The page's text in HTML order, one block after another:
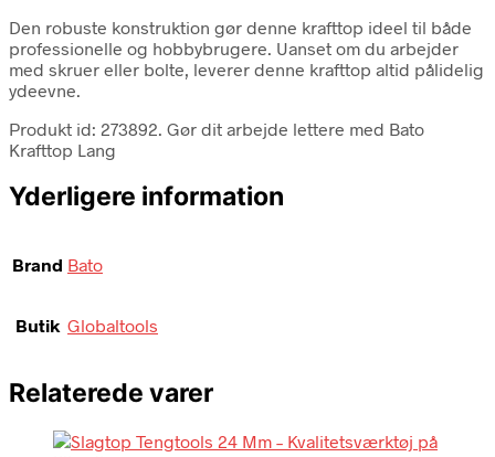
Den robuste konstruktion gør denne krafttop ideel til både
professionelle og hobbybrugere. Uanset om du arbejder
med skruer eller bolte, leverer denne krafttop altid pålidelig
ydeevne.
Produkt id: 273892. Gør dit arbejde lettere med Bato
Krafttop Lang
Yderligere information
Brand Bato
Butik Globaltools
Relaterede varer